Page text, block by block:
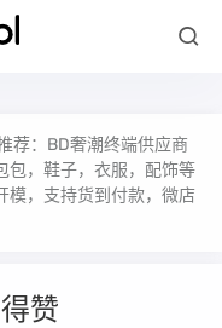
荐：BD奢潮终端供应商
包，鞋子，衣服，配饰等
模，支持货到付款，微店
赞